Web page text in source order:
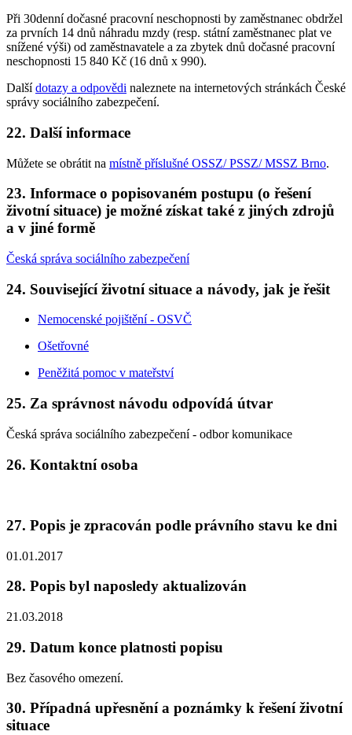
Při 30denní dočasné pracovní neschopnosti by zaměstnanec obdržel
za prvních 14 dnů náhradu mzdy (resp. státní zaměstnanec plat ve
snížené výši) od zaměstnavatele a za zbytek dnů dočasné pracovní
neschopnosti 15 840 Kč (16 dnů x 990).
Dalšídotazy a odpovědi naleznete na internetových stránkách České
správy sociálního zabezpečení.
22. Další informace
Můžete se obrátit na místně příslušné OSSZ/ PSSZ/ MSSZ Brno.
23. Informace o popisovaném postupu (o řešení
životní situace) je možné získat také z jiných zdrojů
a v jiné formě
Česká správa sociálního zabezpečení
24. Související životní situace a návody, jak je řešit
Nemocenské pojištění - OSVČ
Ošetřovné
Peněžitá pomoc v mateřství
25. Za správnost návodu odpovídá útvar
Česká správa sociálního zabezpečení - odbor komunikace
26. Kontaktní osoba
27. Popis je zpracován podle právního stavu ke dni
01.01.2017
28. Popis byl naposledy aktualizován
21.03.2018
29. Datum konce platnosti popisu
Bez časového omezení.
30. Případná upřesnění a poznámky k řešení životní
situace